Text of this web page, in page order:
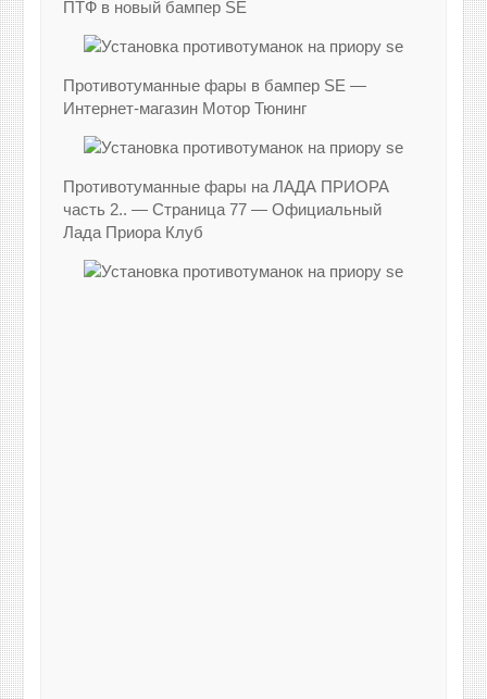
ПТФ в новый бампер SE
Противотуманные фары в бампер SE —
Интернет-магазин Мотор Тюнинг
Противотуманные фары на ЛАДА ПРИОРА
часть 2.. — Страница 77 — Официальный
Лада Приора Клуб